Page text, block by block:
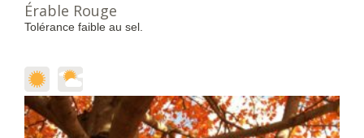
Érable Rouge
Tolérance faible au sel.